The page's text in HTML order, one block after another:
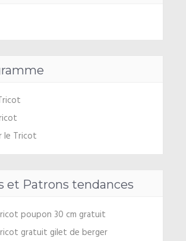
le Tricot
et Patrons tendances
poupon 30 cm gratuit
gratuit gilet de berger